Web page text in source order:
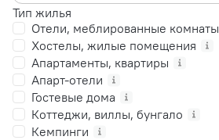
Тип жилья
Отели, меблированные комнаты
Хостелы, жилые помещения
Апартаменты, квартиры
Апарт-отели
Гостевые дома
Коттеджи, виллы, бунгало
Кемпинги